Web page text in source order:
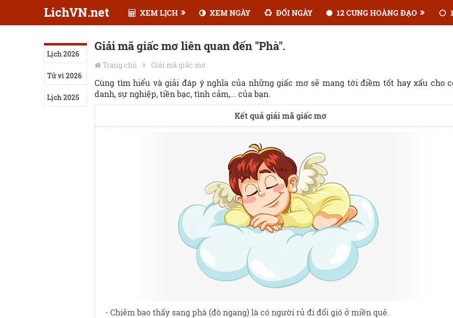
LichVN.net XEM LỊCH XEM NGÀY ĐỔI NGÀY 12 CUNG HOÀNG ĐẠO
Lịch 2026
Tử vi 2026
Lịch 2025
Giải mã giấc mơ liên quan đến "Phà".
Trang chủ Giải mã giấc mơ
Cùng tìm hiểu và giải đáp ý nghĩa của những giấc mơ sẽ mang tới điềm tốt hay xấu cho
danh, sự nghiệp, tiền bạc, tình cảm,... của bạn.
Kết quả giải mã giấc mơ
- Chiêm bao thấy sang phà (đò ngang) là có người rủ đi đổi gió ở miền quê.